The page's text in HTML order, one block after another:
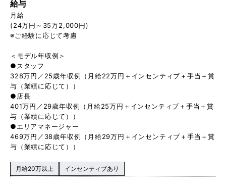
給与
月給
(24万円～35万2,000円)
※ご経験に応じて考慮
＜モデル年収例＞
●スタッフ
328万円／25歳年収例（月給22万円＋インセンティブ＋手当＋賞
与（業績に応じて））
●店長
401万円／29歳年収例（月給25万円＋インセンティブ＋手当＋賞
与（業績に応じて））
●エリアマネージャー
469万円／38歳年収例（月給29万円＋インセンティブ＋手当＋賞
与（業績に応じて））
月給20万以上 インセンティブあり